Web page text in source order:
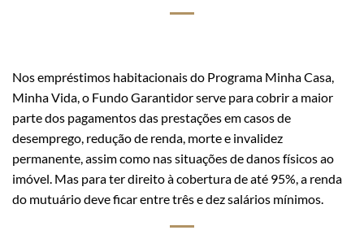
Nos empréstimos habitacionais do Programa Minha Casa,
Minha Vida, o Fundo Garantidor serve para cobrir a maior
parte dos pagamentos das prestações em casos de
desemprego, redução de renda, morte e invalidez
permanente, assim como nas situações de danos físicos ao
imóvel. Mas para ter direito à cobertura de até 95%, a renda
do mutuário deve ficar entre três e dez salários mínimos.